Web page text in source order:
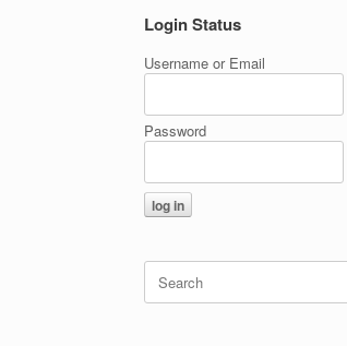
Login Status
Username or Email
Password
Search
for: